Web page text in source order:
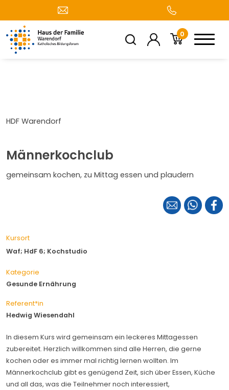
0
HDF Warendorf
Männerkochclub
gemeinsam kochen, zu Mittag essen und plaudern
Referent*in
Hedwig Wiesendahl
Kategorie
Gesunde Ernährung
Kursort
Waf; HdF 6; Kochstudio
In diesem Kurs wird gemeinsam ein leckeres Mittagessen
zubereitet. Herzlich willkommen sind alle Herren, die gerne
kochen oder es immer mal richtig lernen wollten. Im
Männerkochclub gibt es genügend Zeit, sich über Essen, Küche
und all das, was die Teilnehmer noch interessiert,